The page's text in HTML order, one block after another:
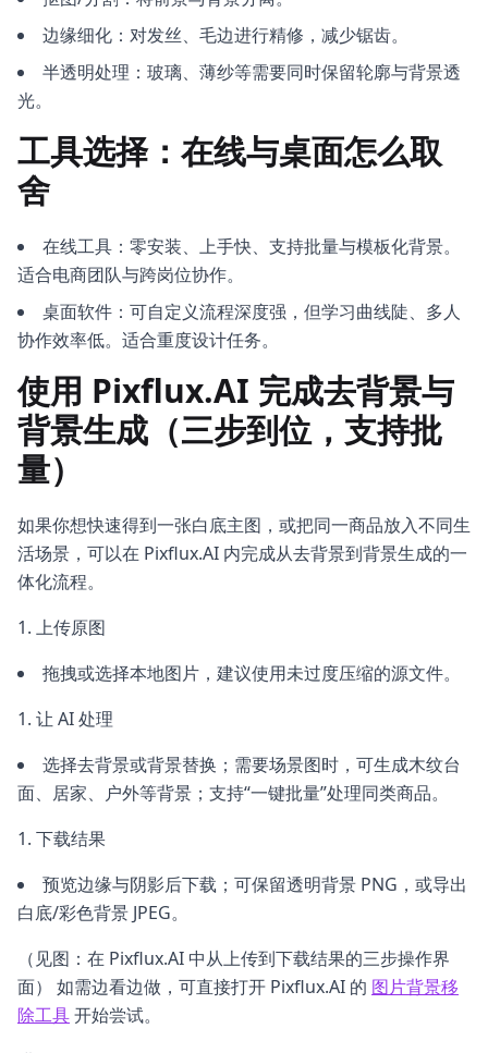
边缘细化：对发丝、毛边进行精修，减少锯齿。
半透明处理：玻璃、薄纱等需要同时保留轮廓与背景透
光。
工具选择：在线与桌面怎么取
舍
在线工具：零安装、上手快、支持批量与模板化背景。
适合电商团队与跨岗位协作。
桌面软件：可自定义流程深度强，但学习曲线陡、多人
协作效率低。适合重度设计任务。
使用 Pixflux.AI 完成去背景与
背景生成（三步到位，支持批
量）
如果你想快速得到一张白底主图，或把同一商品放入不同生
活场景，可以在 Pixflux.AI 内完成从去背景到背景生成的一
体化流程。
上传原图
拖拽或选择本地图片，建议使用未过度压缩的源文件。
让 AI 处理
选择去背景或背景替换；需要场景图时，可生成木纹台
面、居家、户外等背景；支持“一键批量”处理同类商品。
下载结果
预览边缘与阴影后下载；可保留透明背景 PNG，或导出
白底/彩色背景 JPEG。
（见图：在 Pixflux.AI 中从上传到下载结果的三步操作界
面） 如需边看边做，可直接打开 Pixflux.AI 的 图片背景移
除工具开始尝试。